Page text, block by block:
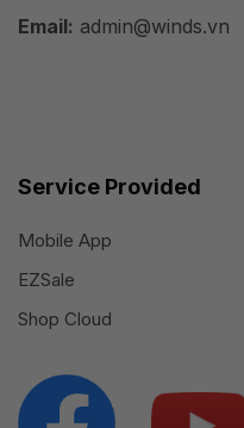
Email: admin@winds.vn
Service Provided
Mobile App
EZSale
Shop Cloud